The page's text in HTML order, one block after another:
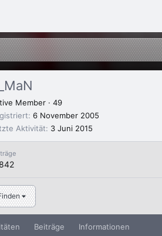
Member · 49
6 November 2005
Aktivität
3 Juni 2015
Beiträge Informationen